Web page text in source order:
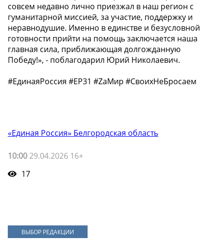
совсем недавно лично приезжал в наш регион с
гуманитарной миссией, за участие, поддержку и
неравнодушие. Именно в единстве и безусловной
готовности прийти на помощь заключается наша
главная сила, приближающая долгожданную
Победу!», - поблагодарил Юрий Николаевич.
#ЕдинаяРоссия #ЕР31 #ZаМир #СвоихНеБросаем
«Единая Россия» Белгородская область
10:00 29.04.2026 16+
17
ВЫБОР РЕДАКЦИИ